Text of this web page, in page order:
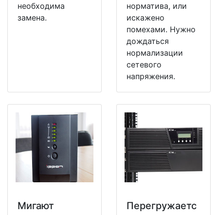
необходима
замена.
норматива, или
искажено
помехами. Нужно
дождаться
нормализации
сетевого
напряжения.
Мигают
Перегружаетс